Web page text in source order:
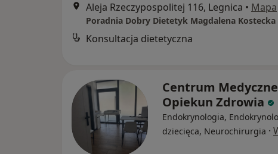
Aleja Rzeczypospolitej 116, Legnica • Mapa
Poradnia Dobry Dietetyk Magdalena Kostecka
Konsultacja dietetyczna
Centrum Medyczne
Opiekun Zdrowia
Endokrynologia,
dziecięca, Neurochirurgia ·